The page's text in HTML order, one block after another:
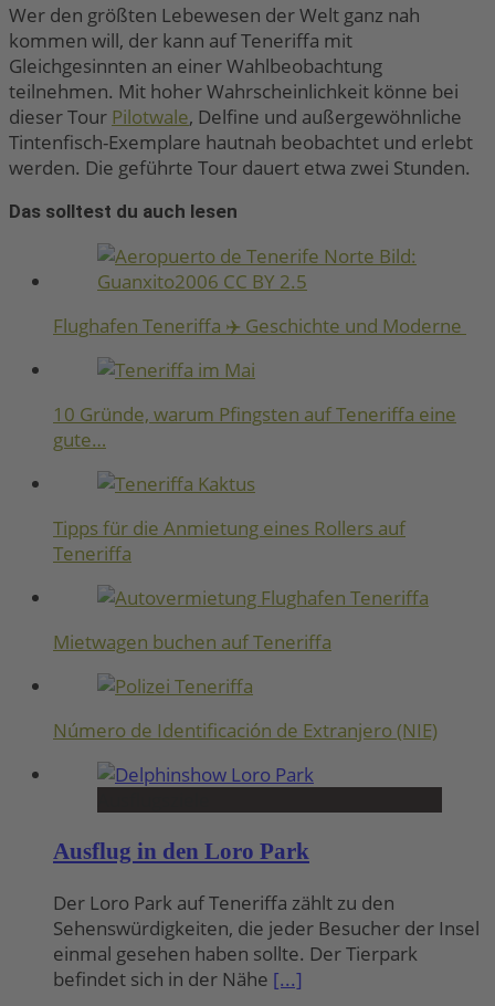
Wer den größten Lebewesen der Welt ganz nah
kommen will, der kann auf Teneriffa mit
Gleichgesinnten an einer Wahlbeobachtung
teilnehmen. Mit hoher Wahrscheinlichkeit könne bei
dieser Tour Pilotwale, Delfine und außergewöhnliche
Tintenfisch-Exemplare hautnah beobachtet und erlebt
werden. Die geführte Tour dauert etwa zwei Stunden.
Das solltest du auch lesen
Flughafen Teneriffa ✈️ Geschichte und Moderne
10 Gründe, warum Pfingsten auf Teneriffa eine
gute…
Tipps für die Anmietung eines Rollers auf
Teneriffa
Mietwagen buchen auf Teneriffa
Número de Identificación de Extranjero (NIE)
Ausflug in den Loro Park
Der Loro Park auf Teneriffa zählt zu den
Sehenswürdigkeiten, die jeder Besucher der Insel
einmal gesehen haben sollte. Der Tierpark
befindet sich in der Nähe [...]